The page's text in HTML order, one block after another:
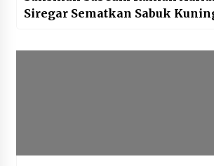
Siregar Sematkan Sabuk